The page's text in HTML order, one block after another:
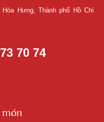
Hưng, Thành phố Hồ Chí
70 74
món